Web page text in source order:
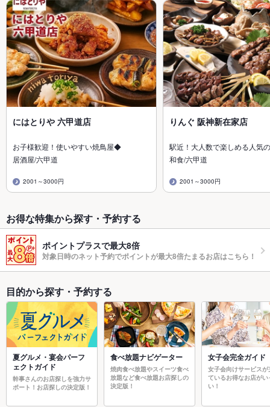
にはとりや 六甲道店
お子様歓迎！使いやすい焼鳥屋◆
居酒屋/六甲道
2001～3000円
りんぐ 阪神新在家店
駅近！大人数で楽しめる人気
和食/六甲道
2001～3000円
お得な特集から探す・予約する
ポイントプラスで最大8倍
対象日時のネット予約でポイントが最大8倍たまるお店はこちら！
目的から探す・予約する
夏グルメ・宴会パーフ
ェクトガイド
幹事さんのお店探しを強力サ
ポート！お店探しの決定版！
食べ放題ナビゲーター
焼肉食べ放題やスイーツ食べ
放題など食べ放題お店探しの
決定版！
女子会完全ガイド
女子会向けサービスが
ているお得なお店がい
い！